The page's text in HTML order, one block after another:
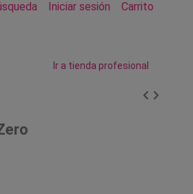
Iniciar sesión Carrito
Ir a tienda profesional